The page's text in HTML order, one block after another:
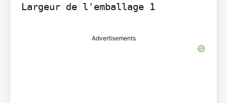
Largeur de l'emballage 1
Advertisements